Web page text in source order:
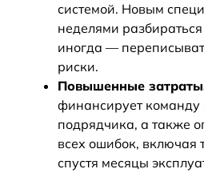
системой. Новым
неделями
иногда —
риски.
Повышенные
финансирует команду
подрядчика, а также
всех ошибок, включая
спустя месяцы